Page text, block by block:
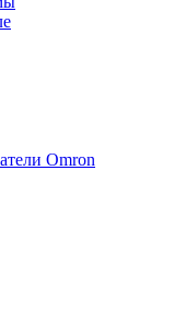
Omron